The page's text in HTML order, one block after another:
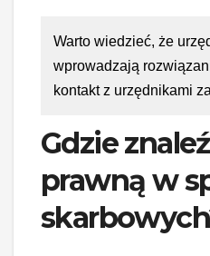
Warto wiedzieć, że
wprowadzają
kontakt z urzędnikami
Gdzie
prawną w